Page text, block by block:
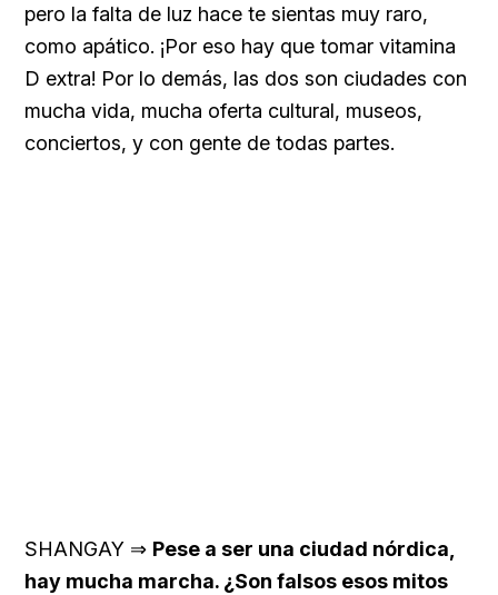
pero la falta de luz hace te sientas muy raro,
como apático. ¡Por eso hay que tomar vitamina
D extra! Por lo demás, las dos son ciudades con
mucha vida, mucha oferta cultural, museos,
conciertos, y con gente de todas partes.
SHANGAY ⇒ Pese a ser una ciudad nórdica,
hay mucha marcha. ¿Son falsos esos mitos